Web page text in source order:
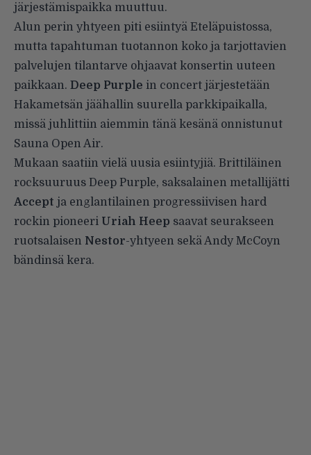
järjestämispaikka muuttuu.
Alun perin yhtyeen piti esiintyä Eteläpuistossa,
mutta tapahtuman tuotannon koko ja tarjottavien
palvelujen tilantarve ohjaavat konsertin uuteen
paikkaan. Deep Purple in concert järjestetään
Hakametsän jäähallin suurella parkkipaikalla,
missä juhlittiin aiemmin tänä kesänä onnistunut
Sauna Open Air.
Mukaan saatiin vielä uusia esiintyjiä. Brittiläinen
rocksuuruus Deep Purple, saksalainen metallijätti
Accept ja englantilainen progressiivisen hard
rockin pioneeri Uriah Heep saavat seurakseen
ruotsalaisen Nestor-yhtyeen sekä Andy McCoyn
bändinsä kera.